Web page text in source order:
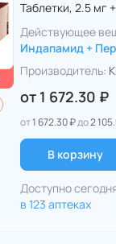
Таблетки, 2.5 мг
Действующее
Индапамид +
Производитель:
от 1 672.30 ₽
от1 672.30 ₽до2
В корзину
Доступно
в 123 аптеках